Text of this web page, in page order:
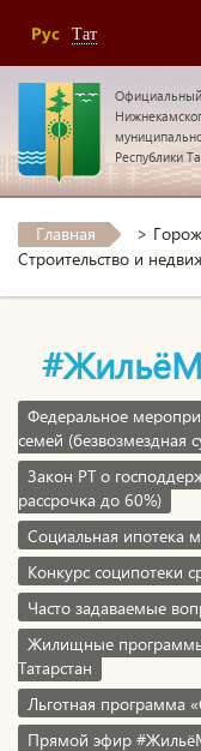
Рус Тат
Официальный
Республики
Главная >
Строительство и
Федеральное
семей (безвозмездная
Закон РТ о
рассрочка до 60%)
Социальная ипотека
Конкурс соципотеки
Часто задаваемые
Жилищные программы
Татарстан
Льготная программа
Прямой эфир